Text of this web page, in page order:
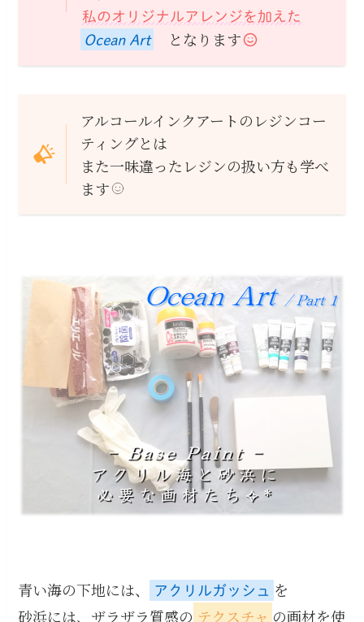
私のオリジナルアレンジを加えた
Ocean Art
となります
アルコールインクアートのレジンコー
ティングとは
また一味違ったレジンの扱い方も学べ
ます
青い海の下地には、 アクリルガッシュ
を
砂浜には、ザラザラ質感の テクスチャ の画材を使